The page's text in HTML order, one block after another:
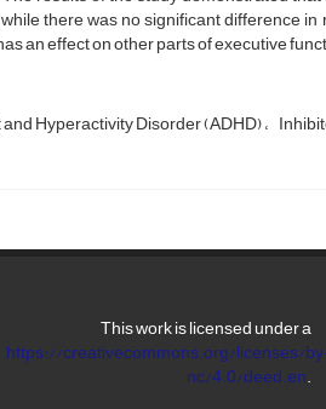
there was no significant difference
an effect on other parts of executive
Hyperactivity Disorder (ADHD)
This work is licensed under a
https://creativecommons.org/licenses/
nc/4.0/deed.en.